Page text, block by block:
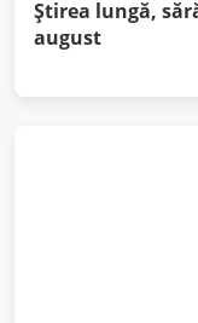
Ştirea lungă,
august